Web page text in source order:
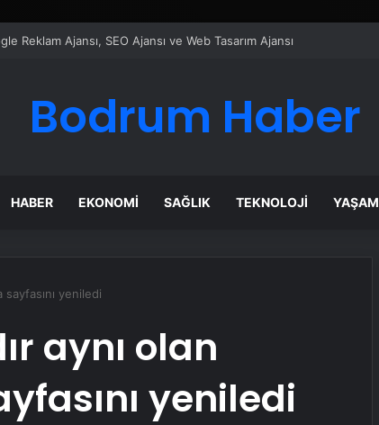
Taşımacılık Yazılımı
Bodrum Haber
HABER EKONOMI SAĞLIK TEKNOLOJI YAŞAM
yeniledi
aynı olan
yeniledi